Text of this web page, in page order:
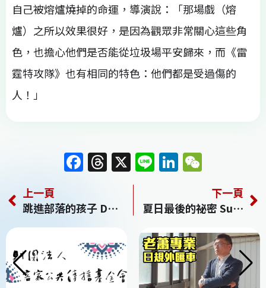
自己被熔爐燒掉的命運，導演說：「那場戲（熔
爐）之所以效果很好，是因為觀眾非常關心這些角
色，也擔心他們是否能從垃圾場平安歸來，而《雷
霆特攻隊》也有相同的特色：他們都是受過傷的
人！」
F
a
c
e
b
o
o
T
h
a
d
s
X Li
n
e
Li
n
k
e
dI
n
C
h
at
上一頁
跳進部落的孩子 Dancing Home
下一頁
夏日最後的祕密 Summer Blue Hour